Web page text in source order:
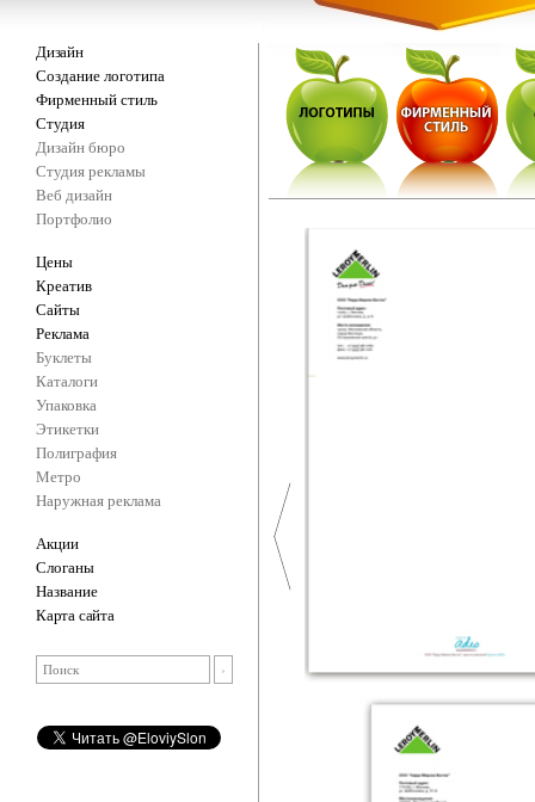
Дизайн
Создание логотипа
Фирменный стиль
Студия
Дизайн бюро
Студия рекламы
Веб дизайн
Портфолио
Цены
Креатив
Сайты
Реклама
Буклеты
Каталоги
Упаковка
Этикетки
Полиграфия
Метро
Наружная реклама
Акции
Слоганы
Название
Карта сайта